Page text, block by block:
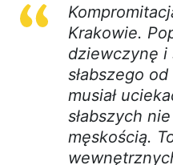
Krakowie.
dziewczynę i
słabszego
musiał
słabszych
męskością.